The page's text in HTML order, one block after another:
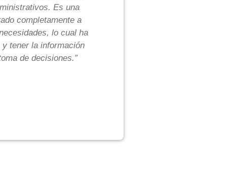
Es una
completamente a
lo cual ha
tener la información
de decisiones.”